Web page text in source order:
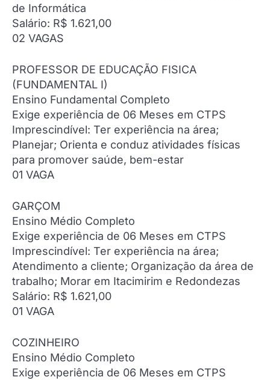
de Informática
Salário: R$ 1.621,00
02 VAGAS
PROFESSOR DE EDUCAÇÃO FISICA
(FUNDAMENTAL I)
Ensino Fundamental Completo
Exige experiência de 06 Meses em CTPS
Imprescindível: Ter experiência na área;
Planejar; Orienta e conduz atividades físicas
para promover saúde, bem-estar
01 VAGA
GARÇOM
Ensino Médio Completo
Exige experiência de 06 Meses em CTPS
Imprescindível: Ter experiência na área;
Atendimento a cliente; Organização da área de
trabalho; Morar em Itacimirim e Redondezas
Salário: R$ 1.621,00
01 VAGA
COZINHEIRO
Ensino Médio Completo
Exige experiência de 06 Meses em CTPS